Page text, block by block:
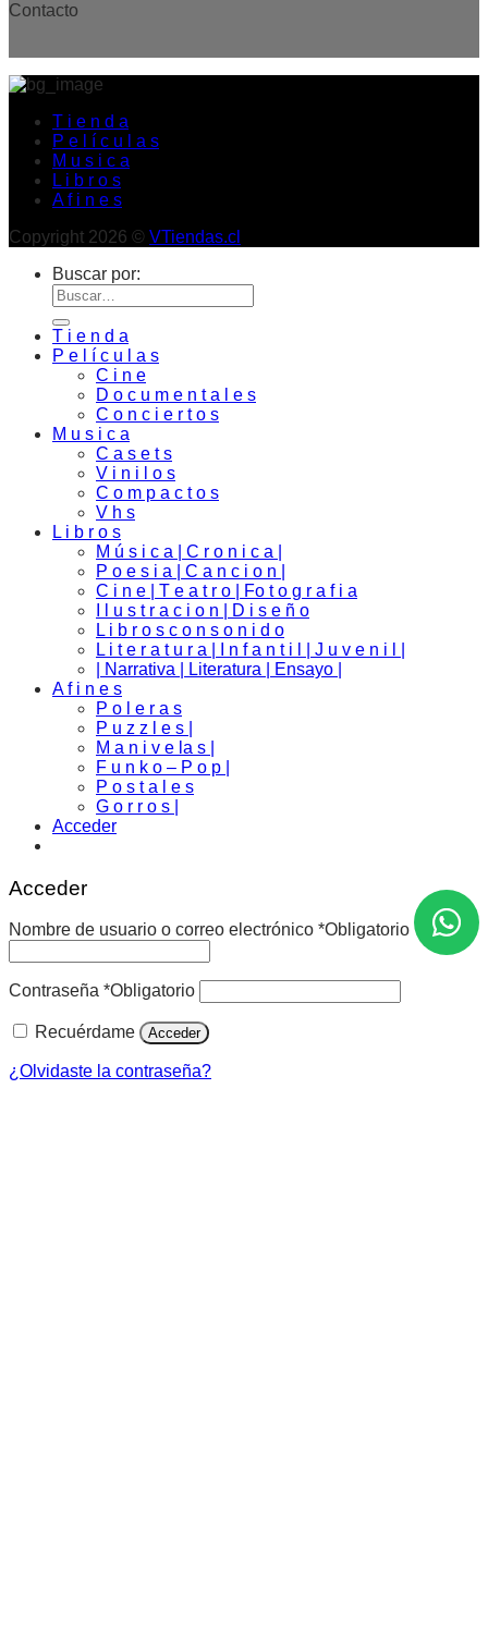
Contacto
T i e n d a
P e l í c u l a s
M u s i c a
L i b r o s
A f i n e s
Copyright 2026 © VTiendas.cl
Buscar por:
T i e n d a
P e l í c u l a s
C i n e
D o c u m e n t a l e s
C o n c i e r t o s
M u s i c a
C a s e t s
V i n i l o s
C o m p a c t o s
V h s
L i b r o s
M ú s i c a | C r o n i c a |
P o e s i a | C a n c i o n |
C i n e | T e a t r o | Fo t o g r a f i a
I l u s t r a c i o n | D i s e ñ o
L i b r o s c o n s o n i d o
L i t e r a t u r a | I n f a n t i l | J u v e n i l |
| Narrativa | Literatura | Ensayo |
A f i n e s
P o l e r a s
P u z z l e s |
M a n i v e la s |
F u n k o – P o p |
P o s t a l e s
G o r r o s |
Acceder
Acceder
Nombre de usuario o correo electrónico *Obligatorio
Contraseña *Obligatorio
Recuérdame Acceder
¿Olvidaste la contraseña?